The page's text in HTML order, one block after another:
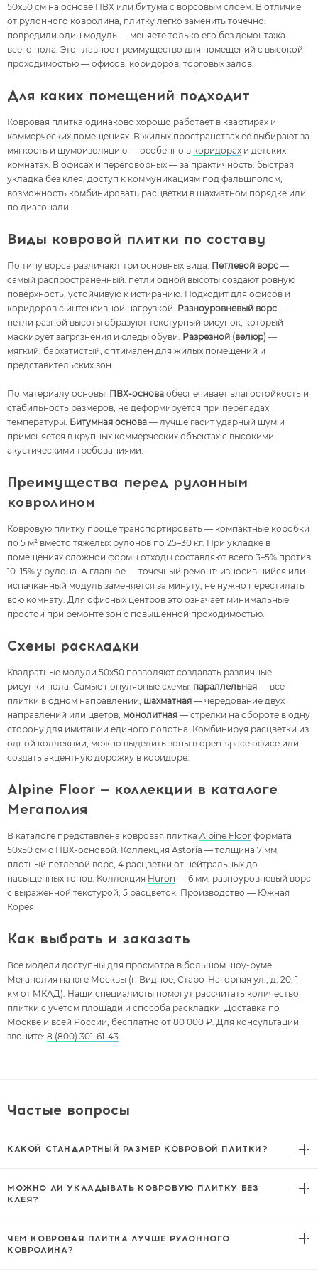
50x50 см на основе ПВХ или битума с ворсовым слоем. В отличие
от рулонного ковролина, плитку легко заменить точечно:
повредили один модуль — меняете только его без демонтажа
всего пола. Это главное преимущество для помещений с высокой
проходимостью — офисов, коридоров, торговых залов.
Для каких помещений подходит
Ковровая плитка одинаково хорошо работает в квартирах и
коммерческих помещениях . В жилых пространствах её выбирают за
мягкость и шумоизоляцию — особенно в коридорах и детских
комнатах. В офисах и переговорных — за практичность: быстрая
укладка без клея, доступ к коммуникациям под фальшполом,
возможность комбинировать расцветки в шахматном порядке или
по диагонали.
Виды ковровой плитки по составу
По типу ворса различают три основных вида. Петлевой ворс —
самый распространённый: петли одной высоты создают ровную
поверхность, устойчивую к истиранию. Подходит для офисов и
коридоров с интенсивной нагрузкой. Разноуровневый ворс —
петли разной высоты образуют текстурный рисунок, который
маскирует загрязнения и следы обуви. Разрезной (велюр) —
мягкий, бархатистый, оптимален для жилых помещений и
представительских зон.
По материалу основы: ПВХ-основа обеспечивает влагостойкость и
стабильность размеров, не деформируется при перепадах
температуры. Битумная основа — лучше гасит ударный шум и
применяется в крупных коммерческих объектах с высокими
акустическими требованиями.
Преимущества перед рулонным
ковролином
Ковровую плитку проще транспортировать — компактные коробки
по 5 м² вместо тяжёлых рулонов по 25–30 кг. При укладке в
помещениях сложной формы отходы составляют всего 3–5% против
10–15% у рулона. А главное — точечный ремонт: износившийся или
испачканный модуль заменяется за минуту, не нужно перестилать
всю комнату. Для офисных центров это означает минимальные
простои при ремонте зон с повышенной проходимостью.
Схемы раскладки
Квадратные модули 50x50 позволяют создавать различные
рисунки пола. Самые популярные схемы: параллельная — все
плитки в одном направлении, шахматная — чередование двух
направлений или цветов, монолитная — стрелки на обороте в одну
сторону для имитации единого полотна. Комбинируя расцветки из
одной коллекции, можно выделить зоны в open-space офисе или
создать акцентную дорожку в коридоре.
Alpine Floor — коллекции в каталоге
Мегаполия
В каталоге представлена ковровая плитка Alpine Floor формата
50x50 см с ПВХ-основой. Коллекция Astoria — толщина 7 мм,
плотный петлевой ворс, 4 расцветки от нейтральных до
насыщенных тонов. Коллекция Huron — 6 мм, разноуровневый ворс
с выраженной текстурой, 5 расцветок. Производство — Южная
Корея.
Как выбрать и заказать
Все модели доступны для просмотра в большом шоу-руме
Мегаполия на юге Москвы (г. Видное, Старо-Нагорная ул., д. 20, 1
км от МКАД). Наши специалисты помогут рассчитать количество
плитки с учётом площади и способа раскладки. Доставка по
Москве и всей России, бесплатно от 80 000 ₽. Для консультации
звоните: 8 (800) 301-61-43
Частые вопросы
КАКОЙ СТАНДАРТНЫЙ РАЗМЕР КОВРОВОЙ ПЛИТКИ?
коммерческих и жилых проектов. Также встречается формат 25x100
см (плашки), но в каталоге Мегаполия представлена плитка
МОЖНО ЛИ УКЛАДЫВАТЬ КОВРОВУЮ ПЛИТКУ БЕЗ
КЛЕЯ?
помещений с высокой проходимостью рекомендуется точечная
фиксация двусторонним скотчем или специальным клеем.
ЧЕМ КОВРОВАЯ ПЛИТКА ЛУЧШЕ РУЛОННОГО
КОВРОЛИНА?